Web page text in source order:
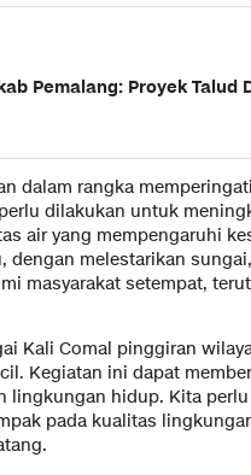
Pemalang: Proyek Talud
dalam rangka
dilakukan untuk
air yang mempengaruhi
dengan melestarikan
masyarakat setempat,
Kali Comal pinggiran
Kegiatan ini dapat
lingkungan hidup. Kita
pada kualitas